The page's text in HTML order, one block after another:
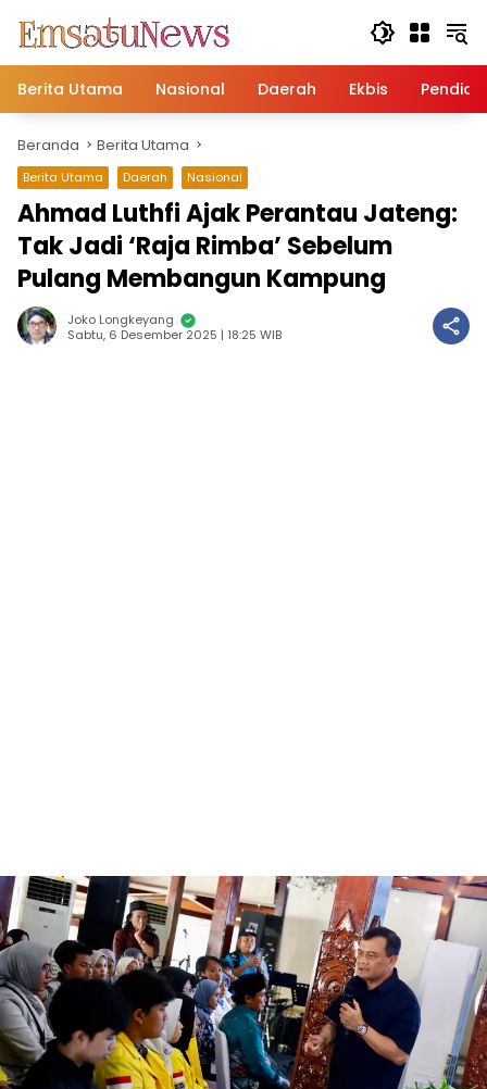
konten
Berita Utama
Nasional Daerah Ekbis
Beranda Berita Utama
Berita Utama Daerah Nasional
Ahmad Luthfi Ajak Perantau Jateng:
Tak Jadi ‘Raja Rimba’ Sebelum
Pulang Membangun Kampung
Joko Longkeyang
Sabtu, 6 Desember 2025 | 18:25 WIB